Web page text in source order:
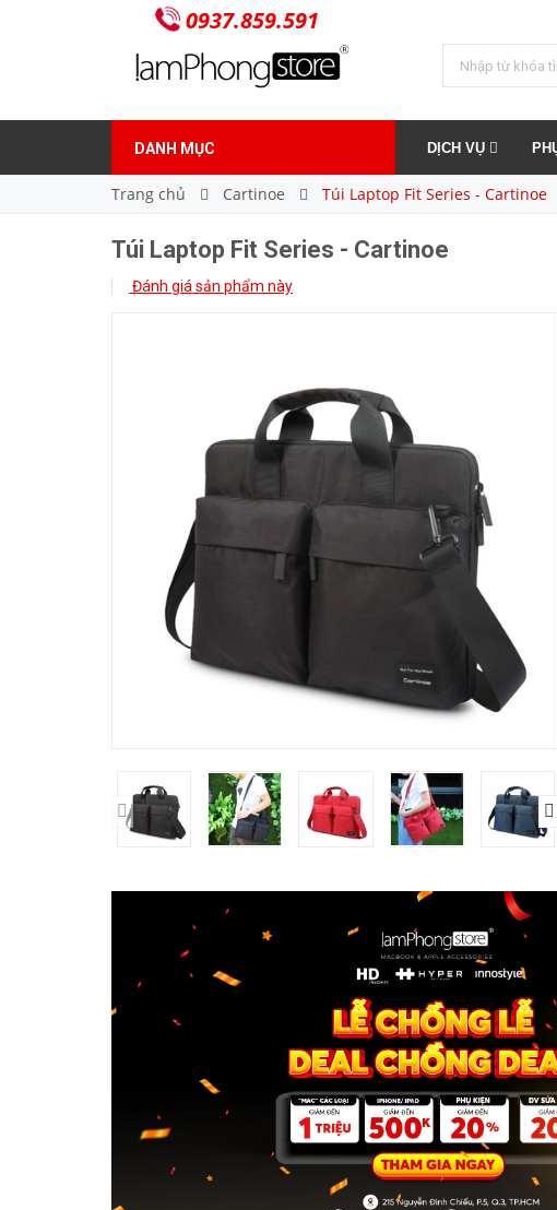
0937.859.591
DANH MỤC DỊCH VỤ
Trang chủ Cartinoe Túi Laptop Fit Series - Cartinoe
Túi Laptop Fit Series - Cartinoe
Đánh giá sản phẩm này
Túi Laptop Fit Series - Cartinoe